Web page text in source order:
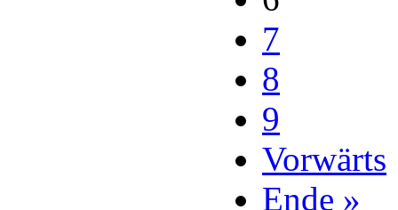
7
8
9
Vorwärts
Ende »